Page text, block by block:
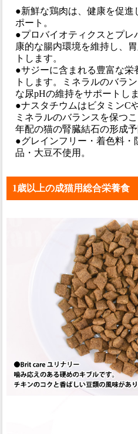
●新鮮な鶏肉は、健康を促進
ポート。
●プロバイオティクスとプレ
康的な腸内環境を維持し、
トします。
●サジーに含まれる豊富な栄
トします。ミネラルのバラ
な尿pHの維持をサポートしま
●ナスタチウムはビタミンC
ミネラルのバランスを保つ
年配の猫の腎臓結石の形成
●グレインフリー・着色料・
品・大豆不使用。
1歳以上の成猫用総合栄養食